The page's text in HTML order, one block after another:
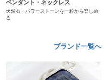
ペンダント・ネックレス
天然石・パワーストーンを一粒から楽しめ
る
ブランド一覧へ